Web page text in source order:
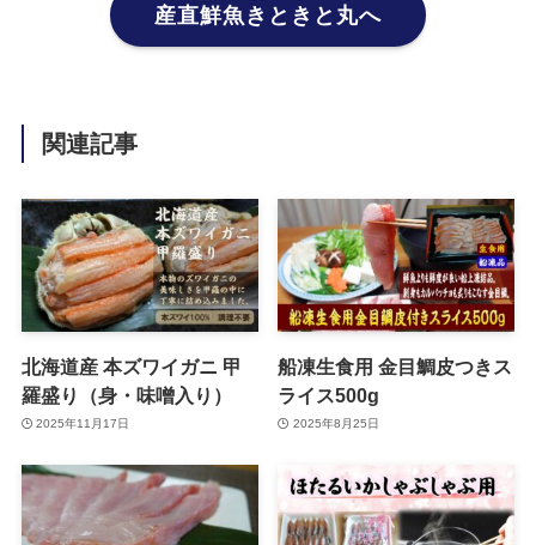
産直鮮魚きときと丸へ
関連記事
北海道産 本ズワイガニ 甲
羅盛り（身・味噌入り）
2025年11月17日
船凍生食用 金目鯛皮つきス
ライス500g
2025年8月25日